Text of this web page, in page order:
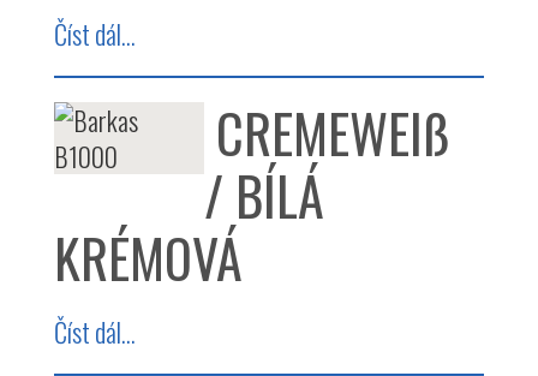
Číst dál...
CREMEWEIß
/ BÍLÁ
KRÉMOVÁ
Číst dál...